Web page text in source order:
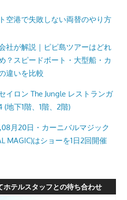
空港で失敗しない両替のやり方
社が解説｜ピピ島ツアーはどれ
？スピードボート・大型船・カ
違いを比較
イロン The Jungle レストランガ
(地下1階、1階、2階)
月20日・カーニバルマジック
MAGIC)はショーを1日2回開催
ホテルスタッフとの待ち合わせ